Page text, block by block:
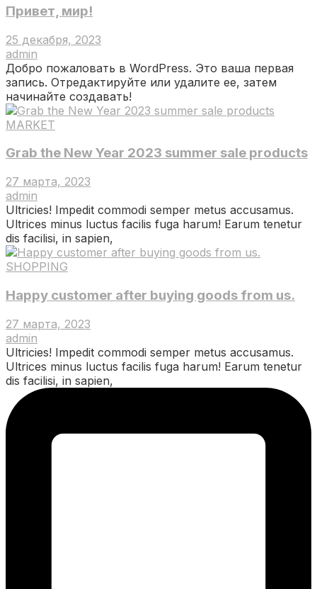
Привет, мир!
25 декабря, 2023
admin
Добро пожаловать в WordPress. Это ваша первая
запись. Отредактируйте или удалите ее, затем
начинайте создавать!
MARKET
Grab the New Year 2023 summer sale products
27 марта, 2023
admin
Ultricies! Impedit commodi semper metus accusamus.
Ultrices minus luctus facilis fuga harum! Earum tenetur
dis facilisi, in sapien,
SHOPPING
Happy customer after buying goods from us.
27 марта, 2023
admin
Ultricies! Impedit commodi semper metus accusamus.
Ultrices minus luctus facilis fuga harum! Earum tenetur
dis facilisi, in sapien,